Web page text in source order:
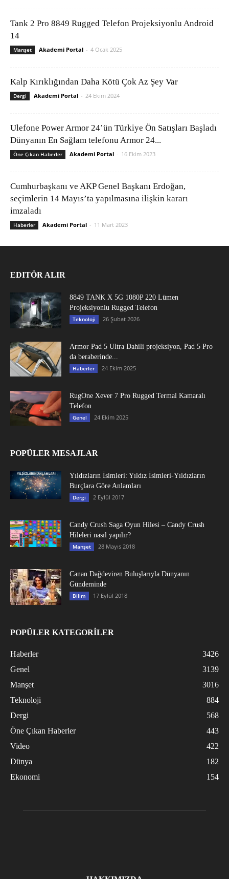
Tank 2 Pro 8849 Rugged Telefon Projeksiyonlu Android
14
Manşet Akademi Portal - 4 Ocak 2025
Kalp Kırıklığından Daha Kötü Çok Az Şey Var
Dergi Akademi Portal - 24 Ekim 2024
Ulefone Power Armor 24’ün Türkiye Ön Satışları Başladı
Dünyanın En Sağlam telefonu Armor 24...
Öne Çıkan Haberler Akademi Portal - 16 Ekim 2023
Cumhurbaşkanı ve AKP Genel Başkanı Erdoğan,
seçimlerin 14 Mayıs’ta yapılmasına ilişkin kararı
imzaladı
Haberler Akademi Portal - 11 Mart 2023
EDITÖR ALIR
8849 TANK X 5G 1080P 220 Lümen
Projeksiyonlu Rugged Telefon
Teknoloji 26 Şubat 2026
Armor Pad 5 Ultra Dahili projeksiyon, Pad 5 Pro
da beraberinde...
Haberler 24 Ekim 2025
RugOne Xever 7 Pro Rugged Termal Kamaralı
Telefon
Genel 24 Ekim 2025
POPÜLER MESAJLAR
Yıldızların İsimleri: Yıldız İsimleri-Yıldızların
Burçlara Göre Anlamları
Dergi 2 Eylül 2017
Candy Crush Saga Oyun Hilesi – Candy Crush
Hileleri nasıl yapılır?
Manşet 28 Mayıs 2018
Canan Dağdeviren Buluşlarıyla Dünyanın
Gündeminde
Bilim 17 Eylül 2018
POPÜLER KATEGORİLER
Haberler
3426
Genel
3139
Manşet
3016
Teknoloji
884
Dergi
568
Öne Çıkan Haberler
443
Video
422
Dünya
182
Ekonomi
154